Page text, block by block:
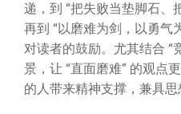
递，到 “把失败当垫脚石、
再到 “以磨难为剑，以勇气
对读者的鼓励。尤其结合 “
景，让 “直面磨难” 的观点
的人带来精神支撑，兼具